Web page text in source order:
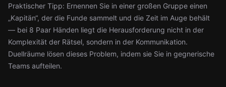
Praktischer Tipp: Ernennen Sie in einer großen Gruppe einen
„Kapitän“, der die Funde sammelt und die Zeit im Auge behält
— bei 8 Paar Händen liegt die Herausforderung nicht in der
Komplexität der Rätsel, sondern in der Kommunikation.
Duellräume lösen dieses Problem, indem sie Sie in gegnerische
Teams aufteilen.